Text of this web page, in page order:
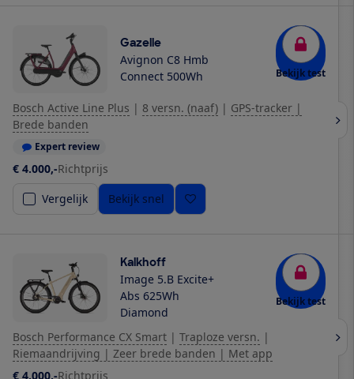
Gazelle
Avignon C8 Hmb
Connect 500Wh
Bekijk test
Bosch Active Line Plus | 8 versn. (naaf) | GPS-tracker |
Brede banden
Expert review
€ 4.000,-Richtprijs
Vergelijk
Bekijk snel
Kalkhoff
Image 5.B Excite+
Abs 625Wh
Diamond
Bekijk test
Bosch Performance CX Smart | Traploze versn. |
Riemaandrijving | Zeer brede banden | Met app
€ 4.000,-Richtprijs